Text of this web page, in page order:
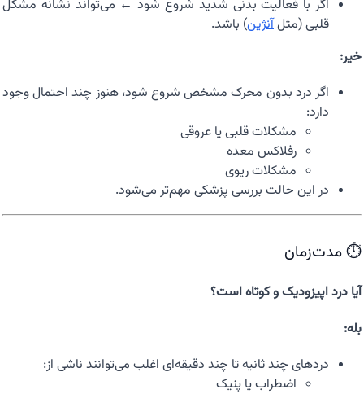
اگر با فعالیت بدنی شدید شروع شود ← می‌تواند نشانه مشکل
قلبی (مثلآنژین) باشد.
خیر:
اگر درد بدون محرک مشخص شروع شود، هنوز چند احتمال وجود
دارد:
مشکلات قلبی یا عروقی
رفلاکس معده
مشکلات ریوی
در این حالت بررسی پزشکی مهم‌تر می‌شود.
⏱️ مدت‌زمان
آیا درد اپیزودیک و کوتاه است؟
بله:
دردهای چند ثانیه تا چند دقیقه‌ای اغلب می‌توانند ناشی از:
اضطراب یا پنیک